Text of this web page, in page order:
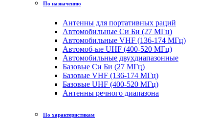
По назначению
Антенны для портативных раций
Автомобильные Си Би (27 МГц)
Автомобильные VHF (136-174 МГц)
Автомоб-ые UHF (400-520 МГц)
Автомобильные двухдиапазонные
Базовые Си Би (27 МГц)
Базовые VHF (136-174 МГц)
Базовые UHF (400-520 МГц)
Антенны речного диапазона
По характеристикам